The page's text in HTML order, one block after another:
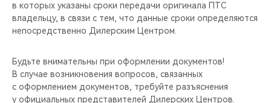
CHERY ДЛЯ ДЕТЕЙ
в которых указаны сроки передачи оригинала ПТС
владельцу, в связи с тем, что данные сроки определяются
непосредственно Дилерским Центром.
Будьте внимательны при оформлении документов!
В случае возникновения вопросов, связанных
с оформлением документов, требуйте разъяснения
у официальных представителей Дилерских Центров.